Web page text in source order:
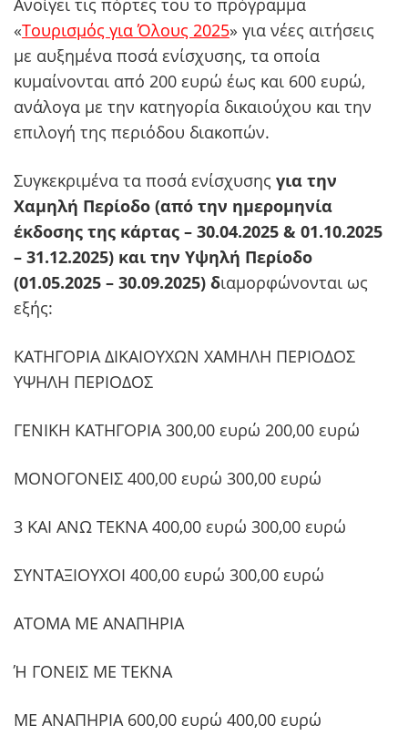
Ανοίγει τις πόρτες του το πρόγραμμα
«Τουρισμός για Όλους 2025» για νέες αιτήσεις
με αυξημένα ποσά ενίσχυσης, τα οποία
κυμαίνονται από 200 ευρώ έως και 600 ευρώ,
ανάλογα με την κατηγορία δικαιούχου και την
επιλογή της περιόδου διακοπών.
Συγκεκριμένα τα ποσά ενίσχυσης για την
Χαμηλή Περίοδο (από την ημερομηνία
έκδοσης της κάρτας – 30.04.2025 & 01.10.2025
– 31.12.2025) και την Υψηλή Περίοδο
(01.05.2025 – 30.09.2025) διαμορφώνονται ως
εξής:
ΚΑΤΗΓΟΡΙΑ ΔΙΚΑΙΟΥΧΩΝ ΧΑΜΗΛΗ ΠΕΡΙΟΔΟΣ
ΥΨΗΛΗ ΠΕΡΙΟΔΟΣ
ΓΕΝΙΚΗ ΚΑΤΗΓΟΡΙΑ 300,00 ευρώ 200,00 ευρώ
ΜΟΝΟΓΟΝΕΙΣ 400,00 ευρώ 300,00 ευρώ
3 ΚΑΙ ΑΝΩ ΤΕΚΝΑ 400,00 ευρώ 300,00 ευρώ
ΣΥΝΤΑΞΙΟΥΧΟΙ 400,00 ευρώ 300,00 ευρώ
ΑΤΟΜΑ ΜΕ ΑΝΑΠΗΡΙΑ
Ή ΓΟΝΕΙΣ ΜΕ ΤΕΚΝΑ
ΜΕ ΑΝΑΠΗΡΙΑ 600,00 ευρώ 400,00 ευρώ